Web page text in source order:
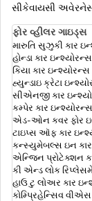
કાર
સીકેવાયસી
ફોર વ્હીલર ગાઇડ્સ
મારુતિ સુઝુકી કાર
હોન્ડા કાર ઇન્શ્યોરન્સ
કિયા કાર ઇન્શ્યોરન્સ
હ્યુન્ડાઇ ક્રેટા
સીએનજી કાર
કમ્પેર કાર ઇન્શ્યોરન્સ
એડ-ઓન કવર ફોર
ટાઇપ્સ ઑફ કાર
કન્સ્યુમેબલ્સ ઇન કાર
એન્જિન પ્રોટેક્શન
કી એન્ડ લોક
હાઉ ટુ લોઅર કાર
કોમ્પ્રિહેન્સિવ વીએસ